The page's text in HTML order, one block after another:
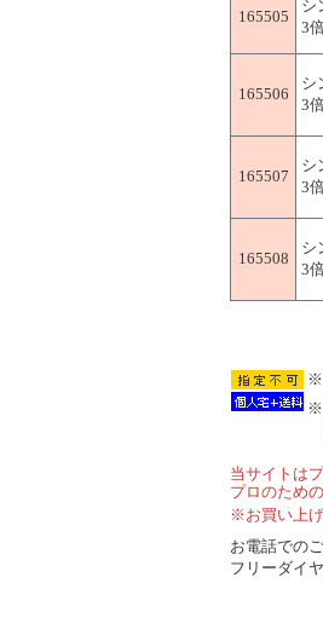
165505
シ
3
165506
シ
3
165507
シ
3
165508
シ
3
※
※
当サイトは
プロのため
※お買い上
お電話での
フリーダイ